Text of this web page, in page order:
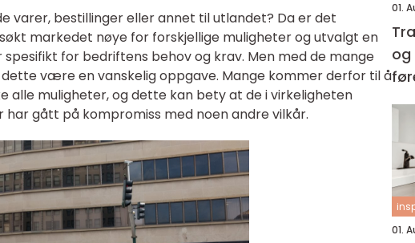
varer, bestillinger eller annet til utlandet? Da er det
markedet nøye for forskjellige muligheter og utvalgt en
for bedriftens behov og krav. Men med de mange
være en vanskelig oppgave. Mange kommer derfor til å
alle muligheter, og dette kan bety at de i virkeligheten
gått på kompromiss med noen andre vilkår.
01.
og
01.